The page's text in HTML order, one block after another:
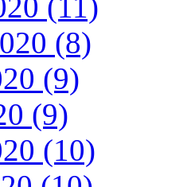
(8)
(9)
(9)
(10)